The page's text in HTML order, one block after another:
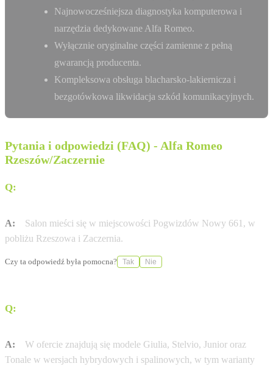
Najnowocześniejsza diagnostyka komputerowa i
narzędzia dedykowane Alfa Romeo.
Wyłącznie oryginalne części zamienne z pełną
gwarancją producenta.
Kompleksowa obsługa blacharsko-lakiernicza i
bezgotówkowa likwidacja szkód komunikacyjnych.
Pytania i odpowiedzi (FAQ) - Alfa Romeo
Rzeszów/Zaczernie
Q:
A:
Salon mieści się w miejscowości Pogwizdów Nowy 661, w
pobliżu Rzeszowa i Zaczernia.
Czy ta odpowiedź była pomocna? Tak Nie
Q:
A:
W ofercie znajdują się modele Giulia, Stelvio, Junior oraz
Tonale w wersjach hybrydowych i spalinowych, w tym warianty